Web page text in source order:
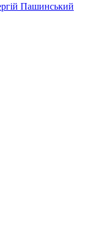
Пашинський